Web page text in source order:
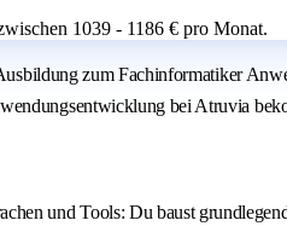
1039 - 1186 € pro Monat.
zum Fachinformatiker
bei Atruvia
und Tools: Du baust